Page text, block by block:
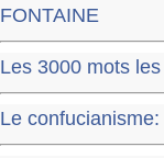
FONTAINE
Les 3000 mots
Le